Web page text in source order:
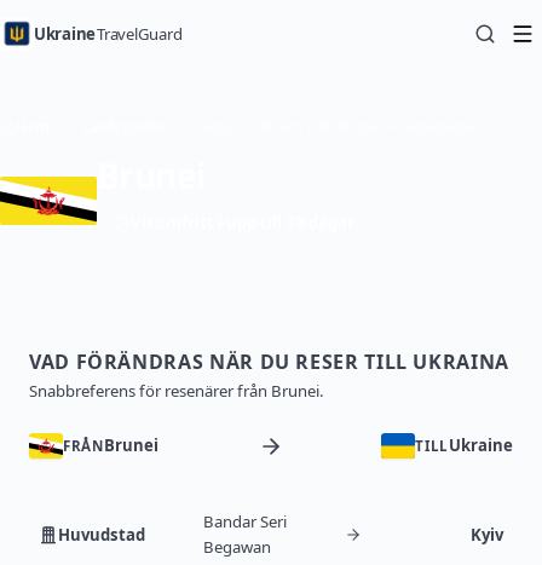
UkraineTravelGuard
VAD FÖRÄNDRAS NÄR DU RESER TILL UKRAINA
Snabbreferens för resenärer från Brunei.
FRÅNBrunei TILL Ukraine
Huvudstad
Bandar Seri
Begawan
Kyiv